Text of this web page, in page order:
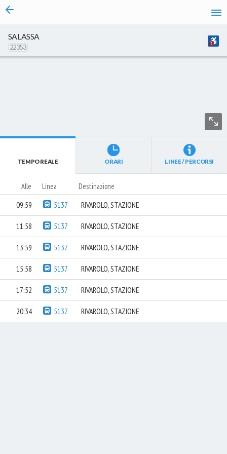
vai al contenuto
SALASSA
22353
TEMPO REALE ORARI LINEE / PERCORSI
Alle Linea Destinazione
09:59 5137 RIVAROLO, STAZIONE
11:58 5137 RIVAROLO, STAZIONE
13:59 5137 RIVAROLO, STAZIONE
15:58 5137 RIVAROLO, STAZIONE
17:52 5137 RIVAROLO, STAZIONE
20:34 5137 RIVAROLO, STAZIONE